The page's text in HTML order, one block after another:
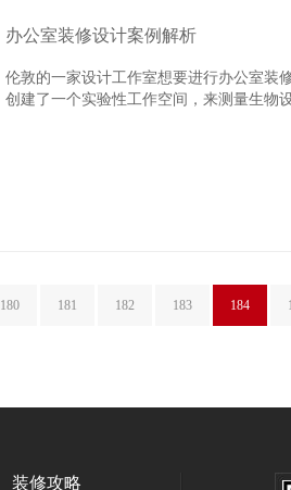
办公室装修设计案例解析
伦敦的一家设计工作室想要进行办公室装
创建了一个实验性工作空间，来测量生物
180 181 182 183 184
装修攻略